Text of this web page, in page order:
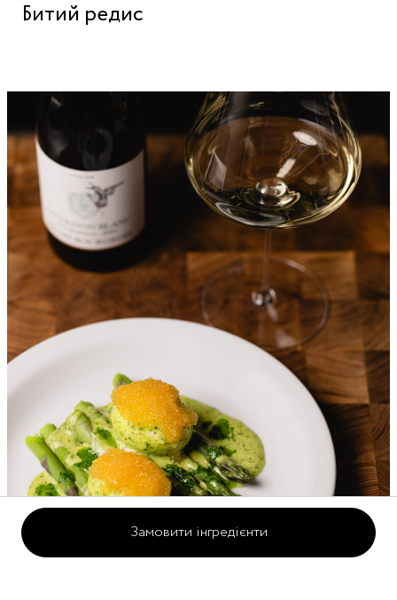
Замовити інгредієнти
Битий редис